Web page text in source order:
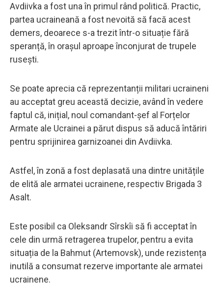
Avdiivka a fost una în primul rând politică. Practic,
partea ucraineană a fost nevoită să facă acest
demers, deoarece s-a trezit într-o situație fără
speranță, în orașul aproape înconjurat de trupele
rusești.
Se poate aprecia că reprezentanții militari ucraineni
au acceptat greu această decizie, având în vedere
faptul că, inițial, noul comandant-șef al Forțelor
Armate ale Ucrainei a părut dispus să aducă întăriri
pentru sprijinirea garnizoanei din Avdiivka.
Astfel, în zonă a fost deplasată una dintre unitățile
de elită ale armatei ucrainene, respectiv Brigada 3
Asalt.
Este posibil ca Oleksandr Sîrskîi să fi acceptat în
cele din urmă retragerea trupelor, pentru a evita
situația de la Bahmut (Artemovsk), unde rezistența
inutilă a consumat rezerve importante ale armatei
ucrainene.